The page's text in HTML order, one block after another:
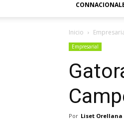
Inicio
Empresarial
Por Liset Orellana